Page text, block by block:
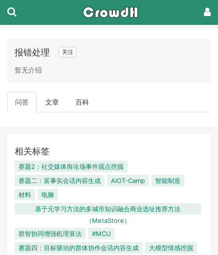
报错处理 关注
暂无介绍
问答 文章 百科
相关标签
赛题2：社交媒体舆论场事件观点挖掘
赛题二：富事实会话内容生成
AIOT-Camp
智能制造
材料
电脑
基于元学习方法的多城市知识融合商业选址推荐方法
（MetaStore）
群智协同增强机理算法
#MCU
赛题四：目标驱动的群体协作会话内容生成
大模型情感挖掘